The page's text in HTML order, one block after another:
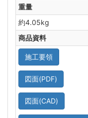
重量
約4.05kg
商品資料
施工要領
図面(PDF)
図面(CAD)